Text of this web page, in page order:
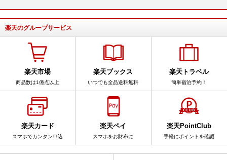
楽天のグループサービス
楽天市場
商品数は1億点以上
楽天ブックス
いつでも全品送料無料
楽天トラベル
簡単宿泊予約！
楽天カード
スマホでカンタン申込
楽天ペイ
スマホをお財布に
楽天PointClub
手軽にポイントを確認